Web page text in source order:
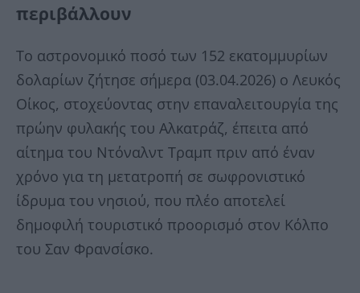
περιβάλλουν
Το αστρονομικό ποσό των 152 εκατομμυρίων
δολαρίων ζήτησε σήμερα (03.04.2026) ο Λευκός
Οίκος, στοχεύοντας στην επαναλειτουργία της
πρώην φυλακής του Αλκατράζ, έπειτα από
αίτημα του Ντόναλντ Τραμπ πριν από έναν
χρόνο για τη μετατροπή σε σωφρονιστικό
ίδρυμα του νησιού, που πλέο αποτελεί
δημοφιλή τουριστικό προορισμό στον Κόλπο
του Σαν Φρανσίσκο.